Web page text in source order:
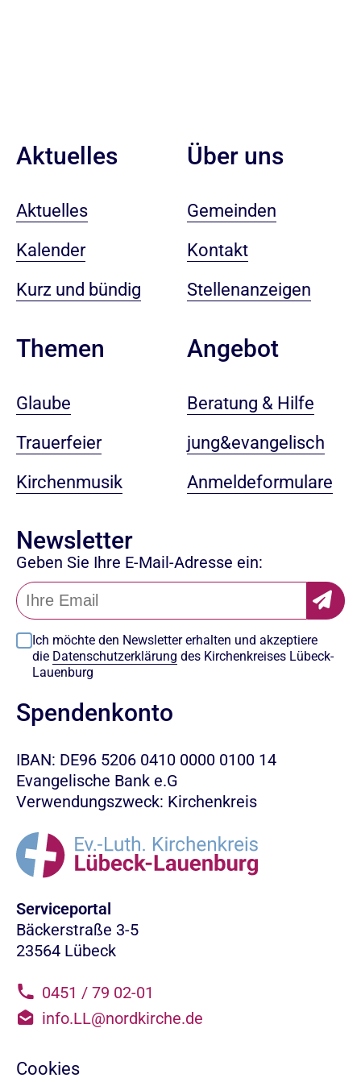
Aktuelles
Aktuelles
Kalender
Kurz und bündig
Themen
Glaube
Trauerfeier
Kirchenmusik
Über uns
Gemeinden
Kontakt
Stellenanzeigen
Angebot
Beratung & Hilfe
jung&evangelisch
Anmeldeformulare
Newsletter
Geben Sie Ihre E-Mail-Adresse ein:
Ich möchte den Newsletter erhalten und akzeptiere
die Datenschutzerklärung des Kirchenkreises Lübeck-
Lauenburg
Spendenkonto
IBAN: DE96 5206 0410 0000 0100 14
Evangelische Bank e.G
Verwendungszweck: Kirchenkreis
Serviceportal
Bäckerstraße 3-5
23564 Lübeck
0451 / 79 02-01
info.LL@nordkirche.de
Cookies